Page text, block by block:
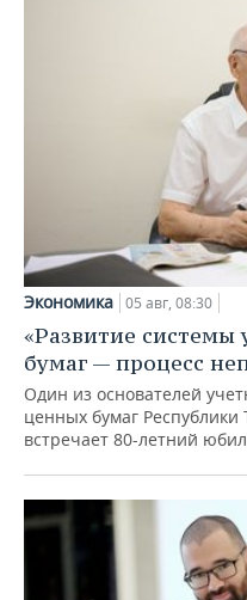
Экономика 05 авг, 08:30
«Развитие
бумаг — процесс
Один из основателей
ценных бумаг Республики
встречает 80-летний